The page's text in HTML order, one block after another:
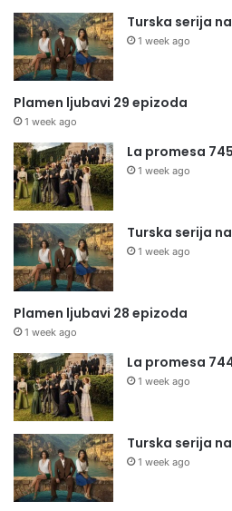
Turska serija
1 week ago
Plamen ljubavi 29 epizoda
1 week ago
La promesa
1 week ago
Turska serija
1 week ago
Plamen ljubavi 28 epizoda
1 week ago
La promesa
1 week ago
Turska serija
1 week ago